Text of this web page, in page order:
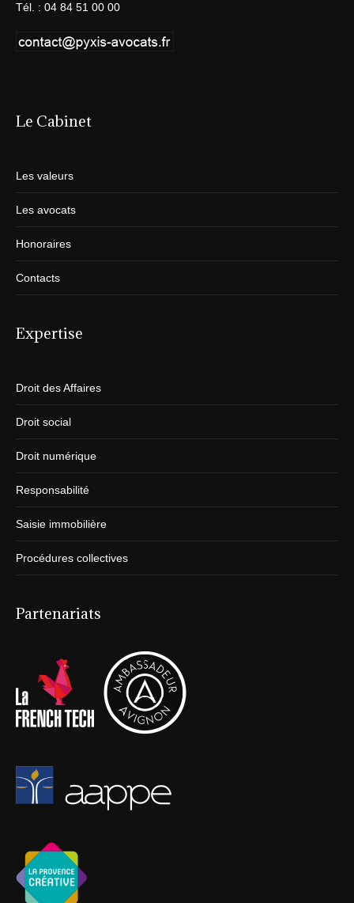
Tél. : 04 84 51 00 00
Le Cabinet
Les valeurs
Les avocats
Honoraires
Contacts
Expertise
Droit des Affaires
Droit social
Droit numérique
Responsabilité
Saisie immobilière
Procédures collectives
Partenariats